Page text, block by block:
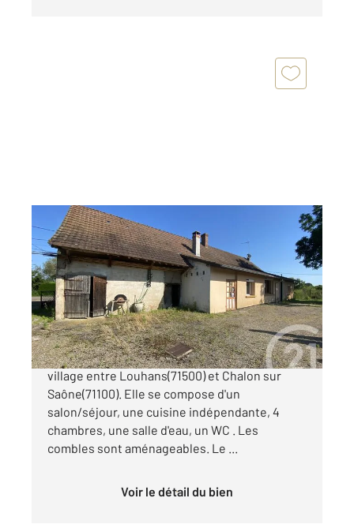
DICONNE 71
105 m2, 6 pièces
Ref : 2839
Maison à vendre
149 000 €
Charmante ferme de plain pied, située dans un
village entre Louhans(71500) et Chalon sur
Saône(71100). Elle se compose d'un
salon/séjour, une cuisine indépendante, 4
chambres, une salle d'eau, un WC . Les
combles sont aménageables. Le ...
Voir le détail du bien